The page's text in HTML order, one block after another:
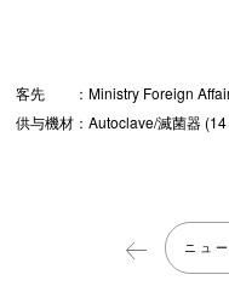
客先 ：Ministry Foreign
供与機材：Autoclave/滅菌器
ニュ